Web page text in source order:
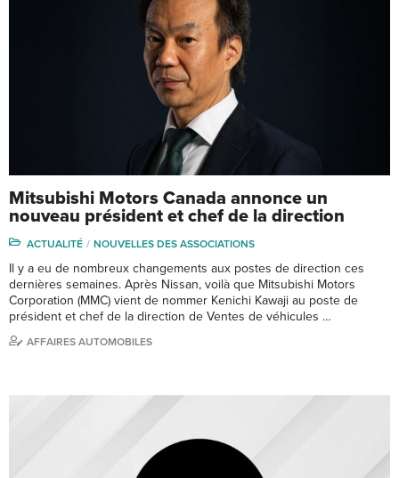
Mitsubishi Motors Canada annonce un
nouveau président et chef de la direction
ACTUALITÉ NOUVELLES DES ASSOCIATIONS
Il y a eu de nombreux changements aux postes de direction ces
dernières semaines. Après Nissan, voilà que Mitsubishi Motors
Corporation (MMC) vient de nommer Kenichi Kawaji au poste de
président et chef de la direction de Ventes de véhicules …
AFFAIRES AUTOMOBILES